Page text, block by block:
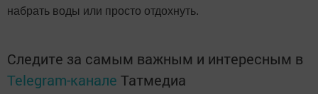
набрать воды или просто отдохнуть.
Следите за самым важным и интересным в
Telegram-канале Татмедиа